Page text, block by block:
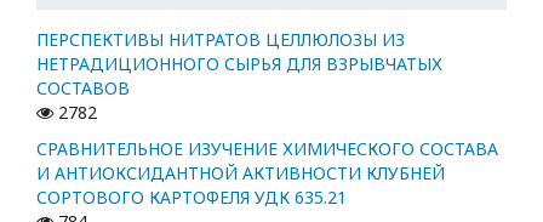
ПЕРСПЕКТИВЫ НИТРАТОВ ЦЕЛЛЮЛОЗЫ ИЗ
НЕТРАДИЦИОННОГО СЫРЬЯ ДЛЯ ВЗРЫВЧАТЫХ
СОСТАВОВ
2782
СРАВНИТЕЛЬНОЕ ИЗУЧЕНИЕ ХИМИЧЕСКОГО СОСТАВА
И АНТИОКСИДАНТНОЙ АКТИВНОСТИ КЛУБНЕЙ
СОРТОВОГО КАРТОФЕЛЯ УДК 635.21